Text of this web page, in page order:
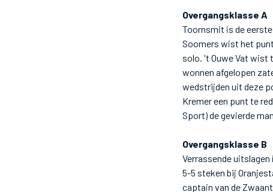
Overgangsklasse A
Toornsmit is de
Soomers wist het
solo. 't Ouwe Vat wist
wonnen afgelopen
wedstrijden uit deze
Kremer een punt te
Sport) de gevierde
Overgangsklasse B
Verrassende
5-5 steken bij
captain van de